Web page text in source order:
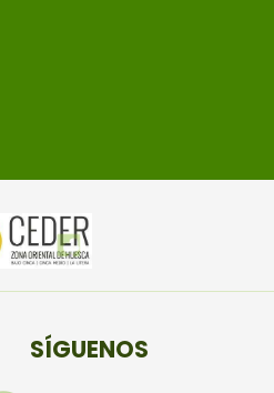
SÍGUENOS